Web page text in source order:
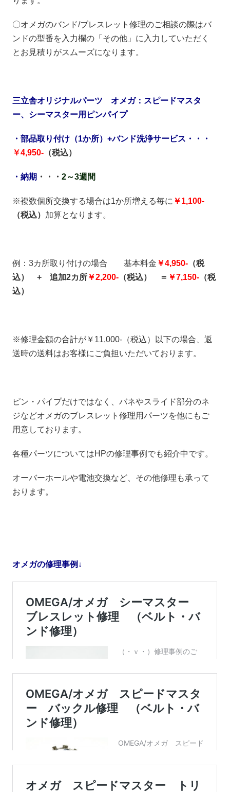
〇オメガのバンド/ブレスレット修理のご相談の際はバ
ンドの型番を入力欄の「その他」に入力していただく
とお見積りがスムーズになります。
三立舎オリジナルパーツ オメガ：スピードマスタ
ー、シーマスター用ピンパイプ
・部品取り付け（1か所）+バンド洗浄サービス・・・
￥4,950- （税込）
・納期 ・・・2～3週間
※複数個所交換する場合は1か所増える毎に ￥1,100-
（税込） 加算となります。
例：3カ所取り付けの場合 基本料金 ￥4,950- （税
込） + 追加2カ所￥2,200- （税込） ＝ ￥7,150- （税
込）
※修理金額の合計が￥11,000-（税込）以下の場合、返
送時の送料はお客様にご負担いただいております。
ピン・パイプだけではなく、バネやスライド部分のネ
ジなどオメガのブレスレット修理用パーツを他にもご
用意しております。
各種パーツについてはHPの修理事例でも紹介中です。
オーバーホールや電池交換など、その他修理も承って
おります。
オメガの修理事例↓